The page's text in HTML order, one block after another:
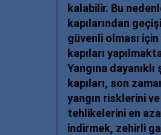
kalabilir. Bu
kapılarından
güvenli olması için
kapıları
Yangına
kapıları, son
yangın risklerini ve
tehlikelerini en aza
indirmek, zehirli